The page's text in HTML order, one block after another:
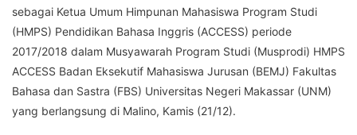
sebagai Ketua Umum Himpunan Mahasiswa Program Studi
(HMPS) Pendidikan Bahasa Inggris (ACCESS) periode
2017/2018 dalam Musyawarah Program Studi (Musprodi) HMPS
ACCESS Badan Eksekutif Mahasiswa Jurusan (BEMJ) Fakultas
Bahasa dan Sastra (FBS) Universitas Negeri Makassar (UNM)
yang berlangsung di Malino, Kamis (21/12).